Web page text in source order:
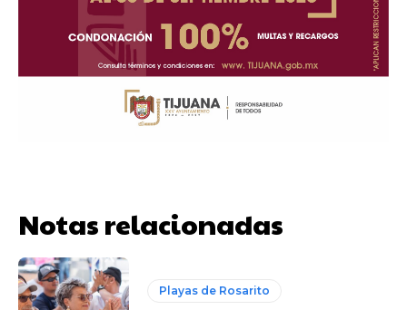
Notas relacionadas
Playas de Rosarito